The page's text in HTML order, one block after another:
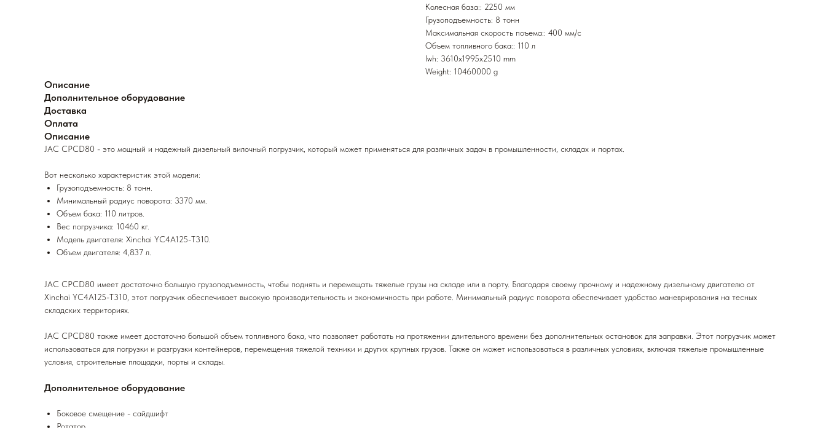
Колесная база:: 2250 мм
Грузоподъемность: 8 тонн
Максимальная скорость поъема:: 400 мм/с
Объем топливного бака:: 110 л
lwh: 3610x1995x2510 mm
Weight: 10460000 g
Описание
Дополнительное оборудование
Доставка
Оплата
Описание
JAC CPCD80 - это мощный и надежный дизельный вилочный погрузчик, который может применяться для различных задач в промышленности, складах и портах.
Вот несколько характеристик этой модели:
Грузоподъемность: 8 тонн.
Минимальный радиус поворота: 3370 мм.
Объем бака: 110 литров.
Вес погрузчика: 10460 кг.
Модель двигателя: Xinchai YC4A125-T310.
Объем двигателя: 4,837 л.
JAC CPCD80 имеет достаточно большую грузоподъемность, чтобы поднять и перемещать тяжелые грузы на складе или в порту. Благодаря своему прочному и надежному дизельному двигателю от
Xinchai YC4A125-T310, этот погрузчик обеспечивает высокую производительность и экономичность при работе. Минимальный радиус поворота обеспечивает удобство маневрирования на тесных
складских территориях.
JAC CPCD80 также имеет достаточно большой объем топливного бака, что позволяет работать на протяжении длительного времени без дополнительных остановок для заправки. Этот погрузчик может
использоваться для погрузки и разгрузки контейнеров, перемещения тяжелой техники и других крупных грузов. Также он может использоваться в различных условиях, включая тяжелые промышленные
условия, строительные площадки, порты и склады.
Дополнительное оборудование
Боковое смещение - сайдшифт